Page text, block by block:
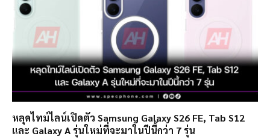
หลุดไทม์ไลน์เปิดตัว Samsung Galaxy S26 FE, Tab S12
และ Galaxy A รุ่นใหม่ที่จะมาในปีนี้กว่า 7 รุ่น